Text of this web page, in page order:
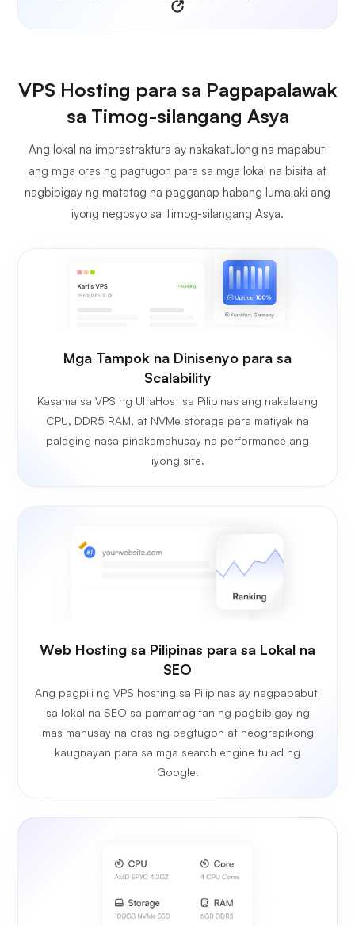
VPS Hosting para sa Pagpapalawak
sa Timog-silangang Asya
Ang lokal na imprastraktura ay nakakatulong na mapabuti
ang mga oras ng pagtugon para sa mga lokal na bisita at
nagbibigay ng matatag na pagganap habang lumalaki ang
iyong negosyo sa Timog-silangang Asya.
Mga Tampok na Dinisenyo para sa
Scalability
Kasama sa VPS ng UltaHost sa Pilipinas ang nakalaang
CPU, DDR5 RAM, at NVMe storage para matiyak na
palaging nasa pinakamahusay na performance ang
iyong site.
Web Hosting sa Pilipinas para sa Lokal na
SEO
Ang pagpili ng VPS hosting sa Pilipinas ay nagpapabuti
sa lokal na SEO sa pamamagitan ng pagbibigay ng
mas mahusay na oras ng pagtugon at heograpikong
kaugnayan para sa mga search engine tulad ng
Google.